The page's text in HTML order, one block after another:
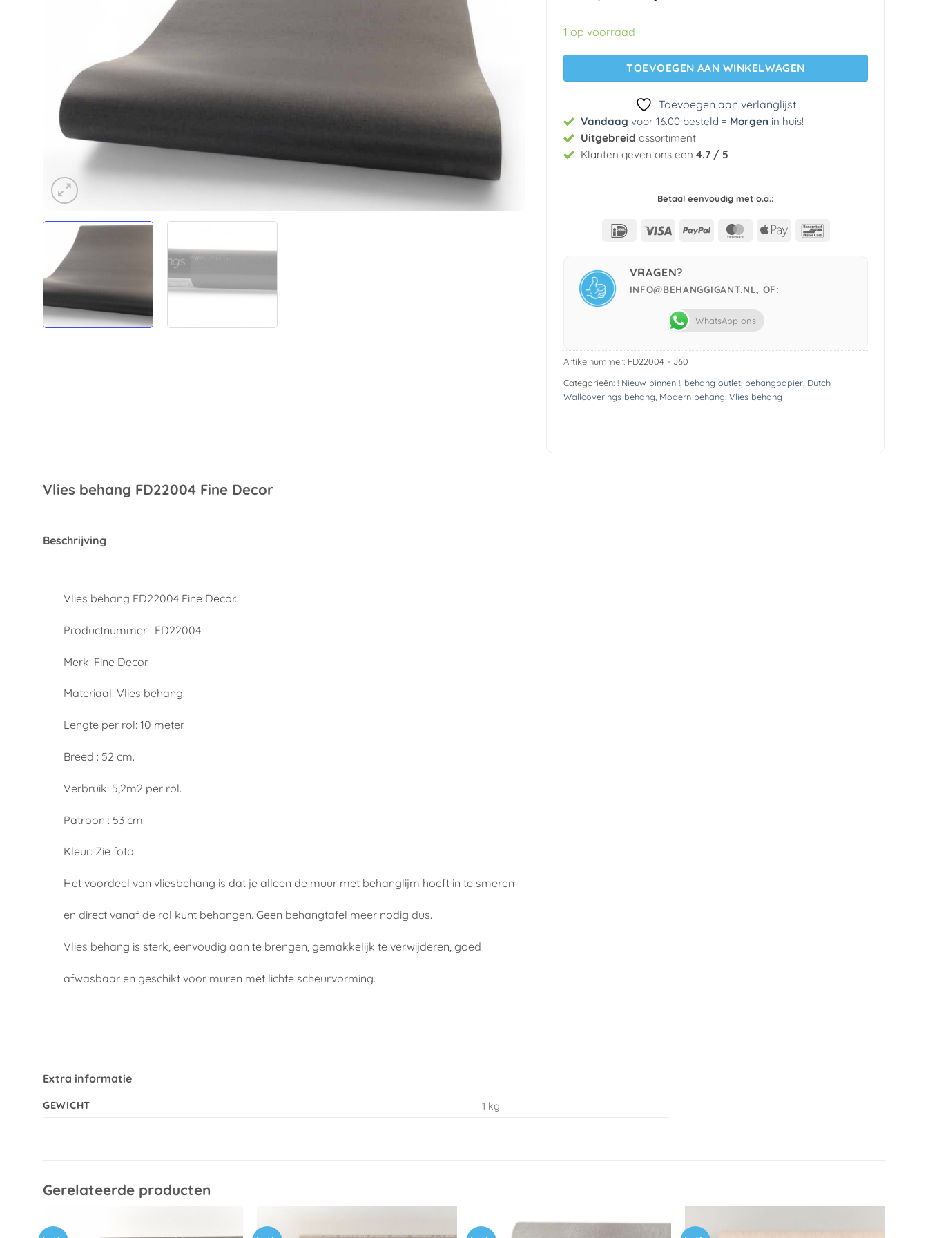
prijs
was:
€ 29,95.
1 op voorraad
TOEVOEGEN AAN WINKELWAGEN
Toevoegen aan verlanglijst
Vandaag voor 16.00 besteld = Morgen in huis!
Uitgebreid assortiment
Klanten geven ons een 4.7 / 5
Betaal eenvoudig met o.a.:
IDeal Visa PayPal MasterCard
Apple
VRAGEN?
INFO@BEHANGGIGANT.NL, OF:
WhatsApp ons
Artikelnummer: FD22004 - J60
Categorieën: ! Nieuw binnen !, behang outlet, behangpapier, Dutch
Wallcoverings behang Modern behang Vlies behang
Vlies behang FD22004 Fine Decor
Beschrijving
Vlies behang FD22004 Fine Decor.
Productnummer : FD22004.
Merk: Fine Decor.
Materiaal: Vlies behang.
Lengte per rol: 10 meter.
Breed : 52 cm.
Verbruik: 5,2m2 per rol.
Patroon : 53 cm.
Kleur: Zie foto.
Het voordeel van vliesbehang is dat je alleen de muur met behanglijm hoeft in te smeren
en direct vanaf de rol kunt behangen. Geen behangtafel meer nodig dus.
Vlies behang is sterk, eenvoudig aan te brengen, gemakkelijk te verwijderen, goed
afwasbaar en geschikt voor muren met lichte scheurvorming.
Extra informatie
GEWICHT 1 kg
Gerelateerde producten